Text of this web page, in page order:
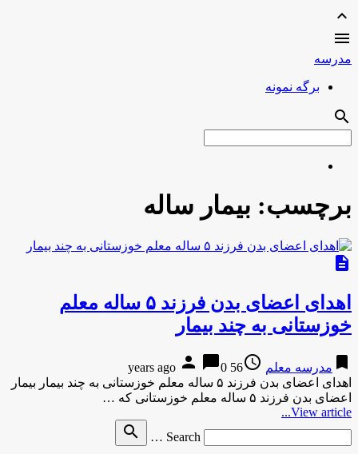
expand_less

مدرسه
برگه نمونه
search
برچسب: بیمار ساله
description
اهدای اعضای بدن فرزند ۵ ساله معلم
خوزستانی به چند بیمار
bookmark مدرسه معلم access_time
56 years ago
person chat_bubble0
اهدای اعضای بدن فرزند ۵ ساله معلم خوزستانی به چند بیمار بیمار
اعضای بدن فرزند ۵ ساله معلم خوزستانی که …
View article...
Search …
search